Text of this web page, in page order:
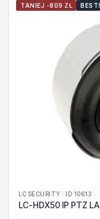
TANIEJ -809 ZŁ
LC SECURITY · ID 10613
LC-HDX50 IP PTZ